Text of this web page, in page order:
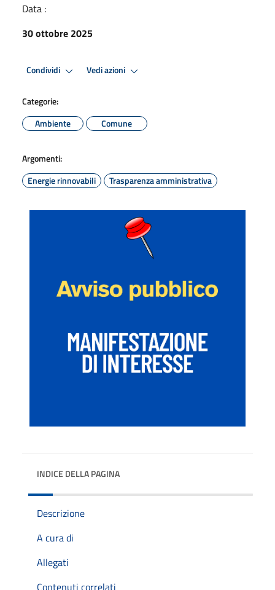
Data :
30 ottobre 2025
Condividi Vedi azioni
Categorie:
Ambiente
Comune
Argomenti:
Energie rinnovabili
Trasparenza amministrativa
INDICE DELLA PAGINA
Descrizione
A cura di
Allegati
Contenuti correlati